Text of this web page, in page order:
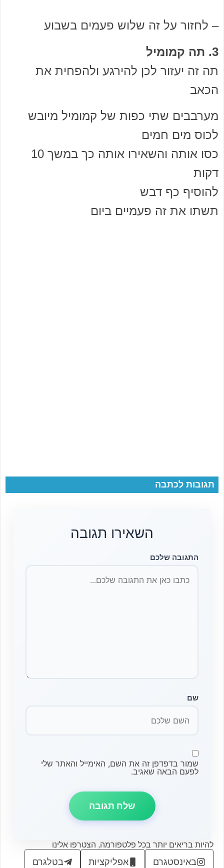
– לחזור על זה שלוש פעמים בשבוע
3. תה קמומיל
תה זה יעזור לכן להירגע ולהפחית את
הכאב
מערבבים שתי כפות של קמומיל מיובש
לכוס מים חמים
כסו אותה והשאירו אותה כך במשך 10
דקות
להוסיף כף דבש
תשתו את זה פעמיים ביום
תגובות לכתבה
השאירו תגובה
התגובה שלכם
שם
שמור בדפדפן זה את השם, האימייל והאתר שלי
לפעם הבאה שאגיב.
להיות בריאים יותר בכל פלטפורמה, הצטרפו אלינו
באינסטגרם אפליקציות בטלגרם